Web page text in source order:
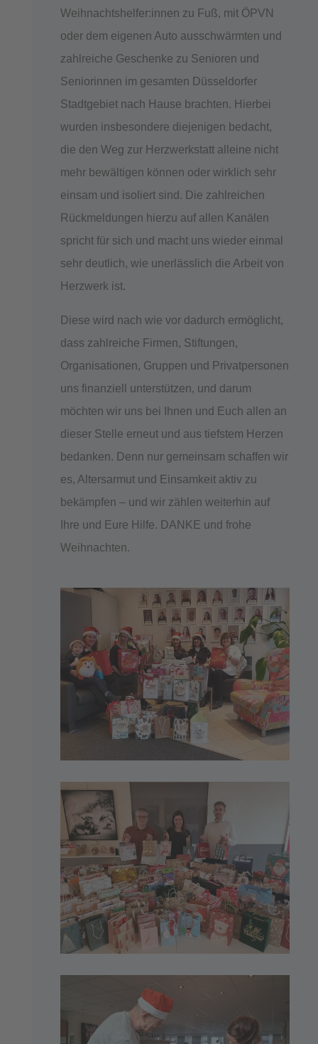
Weihnachtshelfer:innen zu Fuß, mit ÖPVN
oder dem eigenen Auto ausschwärmten und
zahlreiche Geschenke zu Senioren und
Seniorinnen im gesamten Düsseldorfer
Stadtgebiet nach Hause brachten. Hierbei
wurden insbesondere diejenigen bedacht,
die den Weg zur Herzwerkstatt alleine nicht
mehr bewältigen können oder wirklich sehr
einsam und isoliert sind. Die zahlreichen
Rückmeldungen hierzu auf allen Kanälen
spricht für sich und macht uns wieder einmal
sehr deutlich, wie unerlässlich die Arbeit von
Herzwerk ist.
Diese wird nach wie vor dadurch ermöglicht,
dass zahlreiche Firmen, Stiftungen,
Organisationen, Gruppen und Privatpersonen
uns finanziell unterstützen, und darum
möchten wir uns bei Ihnen und Euch allen an
dieser Stelle erneut und aus tiefstem Herzen
bedanken. Denn nur gemeinsam schaffen wir
es, Altersarmut und Einsamkeit aktiv zu
bekämpfen – und wir zählen weiterhin auf
Ihre und Eure Hilfe. DANKE und frohe
Weihnachten.